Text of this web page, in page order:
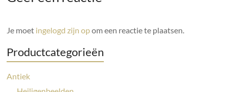
Je moet ingelogd zijn opom een reactie te plaatsen.
Productcategorieën
Antiek